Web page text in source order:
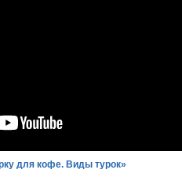
для кофе. Виды турок»